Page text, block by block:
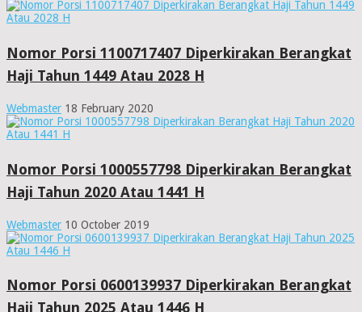
Nomor Porsi 1100717407 Diperkirakan Berangkat
Haji Tahun 1449 Atau 2028 H
Webmaster 18 February 2020
Nomor Porsi 1000557798 Diperkirakan Berangkat
Haji Tahun 2020 Atau 1441 H
Webmaster 10 October 2019
Nomor Porsi 0600139937 Diperkirakan Berangkat
Haji Tahun 2025 Atau 1446 H